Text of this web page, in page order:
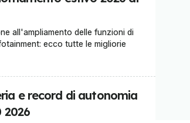
all'ampliamento delle funzioni di
ecco tutte le migliorie
e record di autonomia
2026